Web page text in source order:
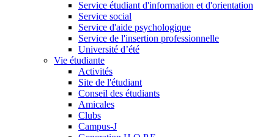
Service étudiant d'information et d'orientation
Service social
Service d'aide psychologique
Service de l'insertion professionnelle
Université d’été
Vie étudiante
Activités
Site de l'étudiant
Conseil des étudiants
Amicales
Clubs
Campus-J